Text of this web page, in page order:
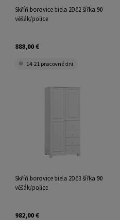
Skříň borovice biela 2Dč2 šířka 90
věšák/police
888,00 €
14-21 pracovné dni
Skříň borovice biela 2Dč3 šířka 90
věšák/police
982,00 €